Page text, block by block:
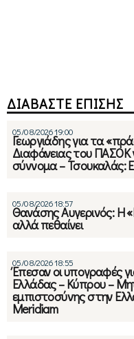
ΔΙΑΒΑΣΤΕ ΕΠΙΣΗΣ
05/08/2026 19:00
Γεωργιάδης για τα
Διαφάνειας του ΠΑΣΟΚ
σύννομα – Τσουκαλάς:
05/08/2026 18:57
Θανάσης Αυγερινός: Η
αλλά πεθαίνει
05/08/2026 18:55
Έπεσαν οι υπογραφές
Ελλάδας – Κύπρου –
εμπιστοσύνης στην
Meridiam